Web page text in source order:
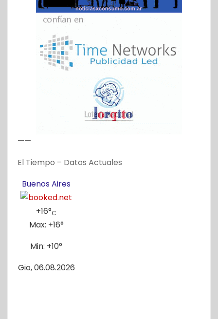
——
El Tiempo – Datos Actuales
Buenos Aires
+16°C
Max: +16°
Min: +10°
Gio, 06.08.2026